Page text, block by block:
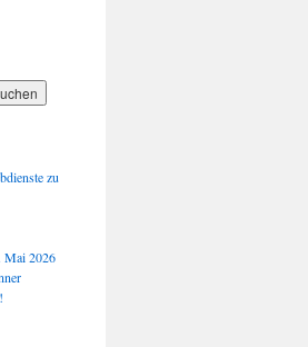
zu
Mai 2026